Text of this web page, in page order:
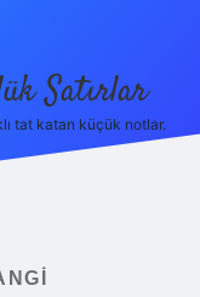
Satırlar
tat katan küçük notlar.